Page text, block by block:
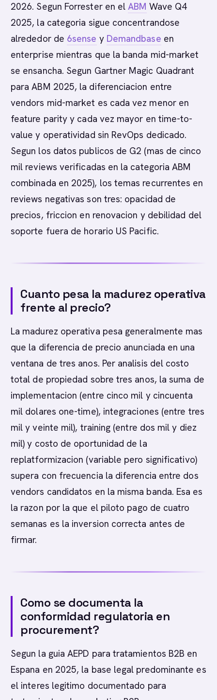
2026. Segun Forrester en elABM Wave Q4
2025, la categoria sigue concentrandose
alrededor de 6sense y Demandbase en
enterprise mientras que la banda mid-market
se ensancha. Segun Gartner Magic Quadrant
para ABM 2025, la diferenciacion entre
vendors mid-market es cada vez menor en
feature parity y cada vez mayor en time-to-
value y operatividad sin RevOps dedicado.
Segun los datos publicos de G2 (mas de cinco
mil reviews verificadas en la categoria ABM
combinada en 2025), los temas recurrentes en
reviews negativas son tres: opacidad de
precios, friccion en renovacion y debilidad del
soporte fuera de horario US Pacific.
Cuanto pesa la madurez operativa
frente al precio?
La madurez operativa pesa generalmente mas
que la diferencia de precio anunciada en una
ventana de tres anos. Per analisis del costo
total de propiedad sobre tres anos, la suma de
implementacion (entre cinco mil y cincuenta
mil dolares one-time), integraciones (entre tres
mil y veinte mil), training (entre dos mil y diez
mil) y costo de oportunidad de la
replatformizacion (variable pero significativo)
supera con frecuencia la diferencia entre dos
vendors candidatos en la misma banda. Esa es
la razon por la que el piloto pago de cuatro
semanas es la inversion correcta antes de
firmar.
Como se documenta la
conformidad regulatoria en
procurement?
Segun la guia AEPD para tratamientos B2B en
Espana en 2025, la base legal predominante es
el interes legitimo documentado para